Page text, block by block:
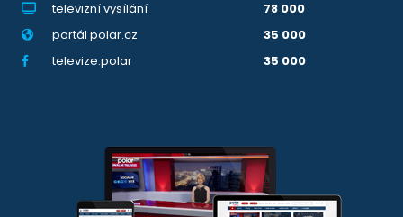
televizní vysílání
78 000
portál polar.cz
35 000
televize.polar
35 000